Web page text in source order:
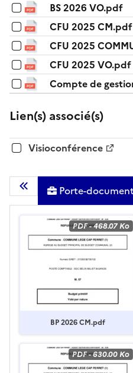
BS 2026 VO.pdf
CFU 2025 CM.pdf
CFU 2025
CFU 2025 VO.pdf
Compte de
Lien(s) associé(s)
Visioconférence
Masquer la liste des
Porte-
PDF-468.07 Ko
BP 2026 CM.pdf
PDF-630.00 Ko